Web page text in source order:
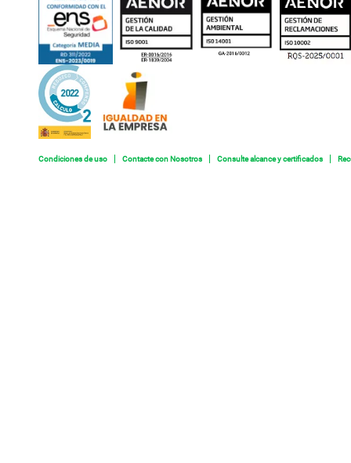
Condiciones de uso Contacte con Nosotros Consulte alcance y certificados